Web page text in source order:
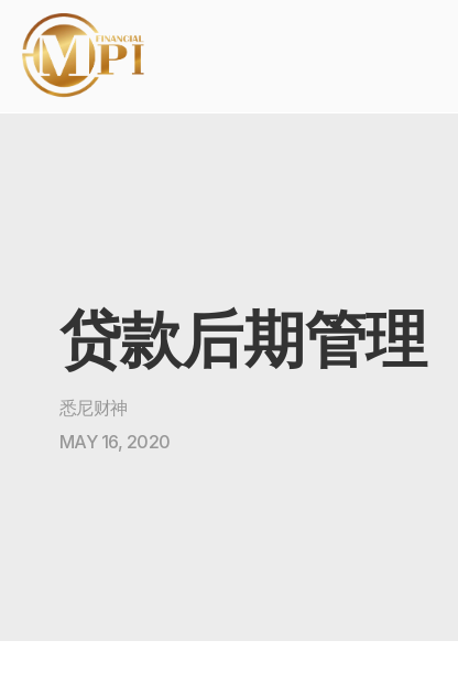
贷款后期管理
悉尼财神
MAY 16, 2020